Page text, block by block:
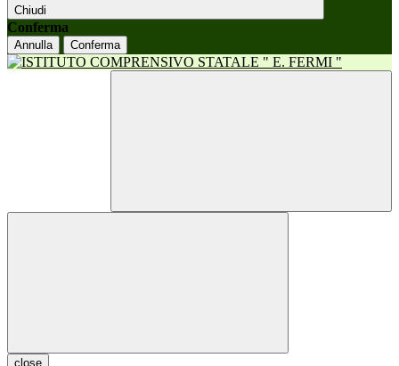
Chiudi
Conferma
Annulla Conferma
close